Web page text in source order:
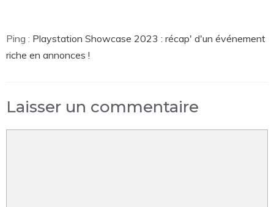
Ping : Playstation Showcase 2023 : récap' d'un événement
riche en annonces !
Laisser un commentaire